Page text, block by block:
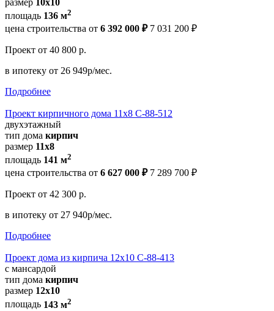
площадь 136 м2
цена строительства от 6 392 000 ₽ 7 031 200 ₽
Проект от 40 800 р.
в ипотеку от 26 949р/мес.
Подробнее
Проект кирпичного дома 11х8 С-88-512
двухэтажный
тип дома кирпич
размер 11х8
площадь 141 м2
цена строительства от 6 627 000 ₽ 7 289 700 ₽
Проект от 42 300 р.
в ипотеку от 27 940р/мес.
Подробнее
Проект дома из кирпича 12х10 С-88-413
с мансардой
тип дома кирпич
размер 12х10
площадь 143 м2